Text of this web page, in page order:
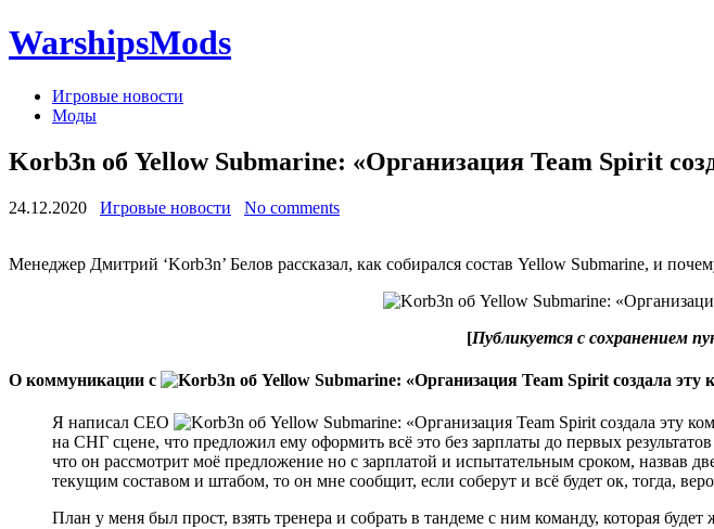
WarshipsMods
Игровые новости
Моды
Korb3n об Yellow Submarine: «‎Организация Team Spirit
24.12.2020 Игровые новости No comments
Менеджер Дмитрий ‘Korb3n’ Белов рассказал, как собирался состав Yellow Submarine, и
[Публикуется с сохранением
О коммуникации с
Я написал СЕО
на СНГ сцене, что предложил ему оформить всё это без зарплаты до первых
что он рассмотрит моё предложение но с зарплатой и испытательным сроком, назвав
текущим составом и штабом, то он мне сообщит, если соберут и всё будет ок, тогда,
План у меня был прост, взять тренера и собрать в тандеме с ним команду, которая